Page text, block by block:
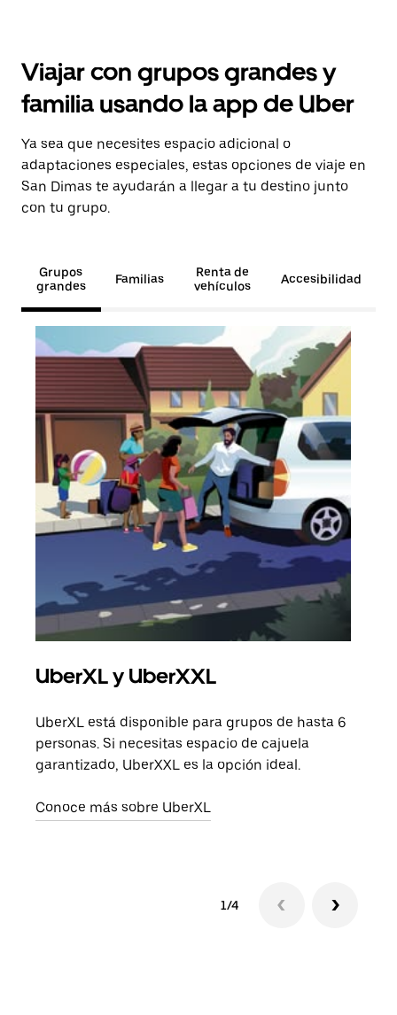
Viajar con grupos grandes y
familia usando la app de Uber
Ya sea que necesites espacio adicional o
adaptaciones especiales, estas opciones de viaje en
San Dimas te ayudarán a llegar a tu destino junto
con tu grupo.
Grupos
grandes
Familias
Renta de
vehículos
Accesibilidad
UberXL y UberXXL
UberXL está disponible para grupos de hasta 6
personas. Si necesitas espacio de cajuela
garantizado, UberXXL es la opción ideal.
Conoce más sobre UberXL
1/4